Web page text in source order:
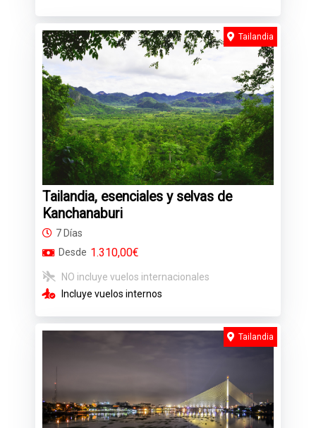
Tailandia, esenciales y selvas de
Kanchanaburi
7 Días
Desde 1.310,00€
NO incluye vuelos internacionales
Incluye vuelos internos
Tailandia
Tailandia